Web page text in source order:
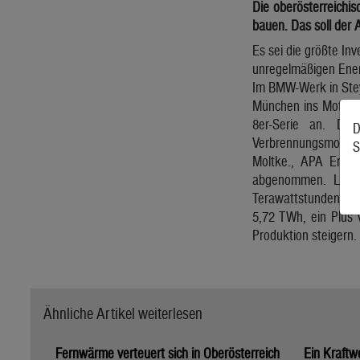
Die
bauen. Das soll der
Es sei die größte
unregelmäßigen
Im BMW-Werk in
München ins
8er-Serie an.
Moltke., APA
abgenommen.
Terawattstunden
5,72 TWh, ein Plus
Produktion steigern.
Ähnliche Artikel weiterlesen
Fernwärme verteuert sich in Oberösterreich Ein